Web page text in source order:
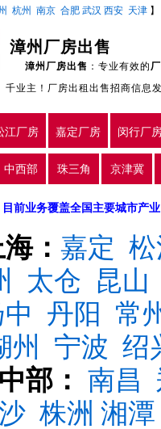
杭州 南京 合肥 武汉 西安 天津 】
漳州厂房出售
漳州厂房出售 ：专业有效的
千业主！厂房出租出售招商信息
江厂房 嘉定厂房 闵行厂
中西部 珠三角 京津冀
目前业务覆盖全国主要城市产
： 嘉定
太仓 昆山
丹阳
常
州 宁波 绍
中部： 南昌
株洲 湘潭